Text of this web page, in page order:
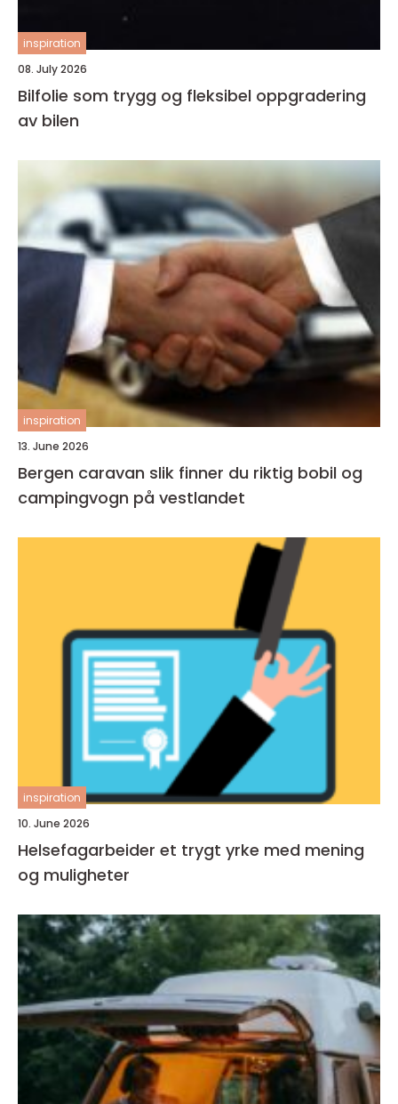
inspiration
08. July 2026
Bilfolie som trygg og fleksibel oppgradering
av bilen
inspiration
13. June 2026
Bergen caravan slik finner du riktig bobil og
campingvogn på vestlandet
inspiration
10. June 2026
Helsefagarbeider et trygt yrke med mening
og muligheter